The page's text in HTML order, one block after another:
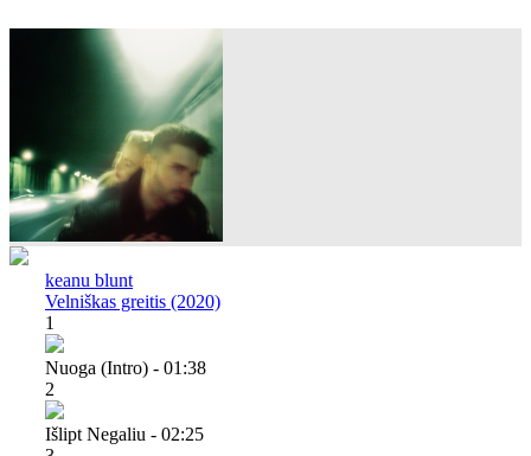
keanu blunt
Velniškas greitis (2020)
1
Nuoga (intro) - 01:38
2
Išlipt Negaliu - 02:25